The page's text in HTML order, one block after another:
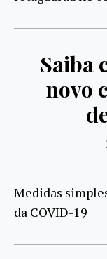
Saiba
novo
Medidas
da COVID-19